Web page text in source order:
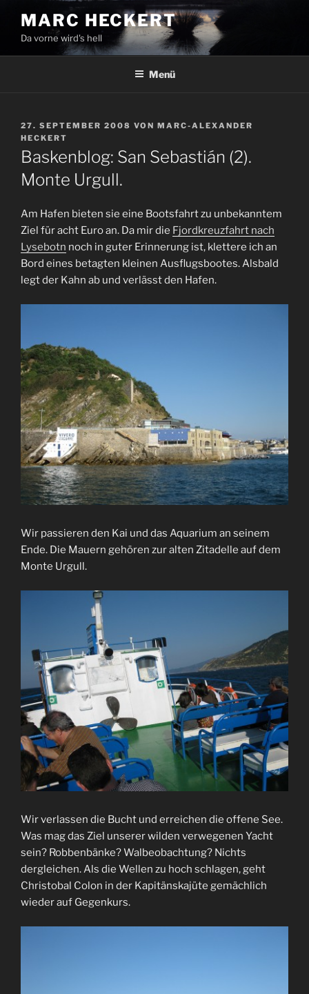
Inhalt
springen
MARC HECKERT
Da vorne wird's hell
Menü
VERÖFFENTLICHT
AM
27. SEPTEMBER 2008 VON MARC-ALEXANDER
HECKERT
Baskenblog: San Sebastián (2).
Monte Urgull.
Am Hafen bieten sie eine Bootsfahrt zu unbekanntem
Ziel für acht Euro an. Da mir die Fjordkreuzfahrt nach
Lysebotn noch in guter Erinnerung ist, klettere ich an
Bord eines betagten kleinen Ausflugsbootes. Alsbald
legt der Kahn ab und verlässt den Hafen.
Wir passieren den Kai und das Aquarium an seinem
Ende. Die Mauern gehören zur alten Zitadelle auf dem
Monte Urgull.
Wir verlassen die Bucht und erreichen die offene See.
Was mag das Ziel unserer wilden verwegenen Yacht
sein? Robbenbänke? Walbeobachtung? Nichts
dergleichen. Als die Wellen zu hoch schlagen, geht
Christobal Colon in der Kapitänskajüte gemächlich
wieder auf Gegenkurs.